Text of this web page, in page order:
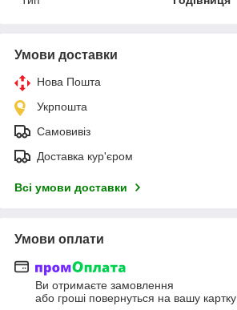
Умови доставки
Нова Пошта
Укрпошта
Самовивіз
Доставка кур'єром
Всі умови доставки
Умови оплати
Ви отримаєте замовлення
або гроші повернуться на вашу картку